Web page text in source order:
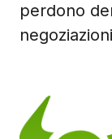
perdono